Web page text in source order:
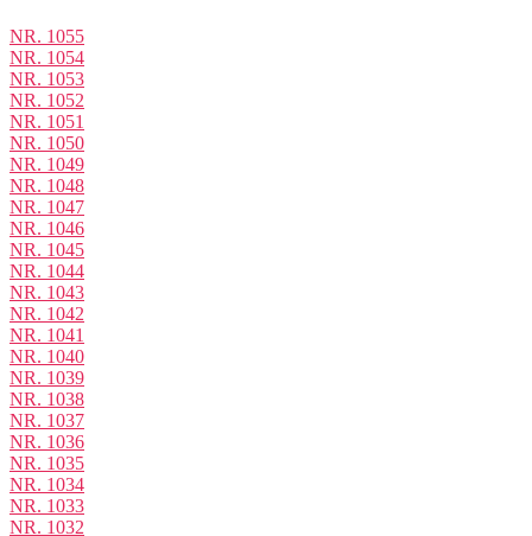
NR. 1055
NR. 1054
NR. 1053
NR. 1052
NR. 1051
NR. 1050
NR. 1049
NR. 1048
NR. 1047
NR. 1046
NR. 1045
NR. 1044
NR. 1043
NR. 1042
NR. 1041
NR. 1040
NR. 1039
NR. 1038
NR. 1037
NR. 1036
NR. 1035
NR. 1034
NR. 1033
NR. 1032